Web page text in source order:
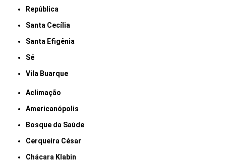
República
Santa Cecília
Santa Efigênia
Sé
Vila Buarque
Aclimação
Americanópolis
Bosque da Saúde
Cerqueira César
Chácara Klabin